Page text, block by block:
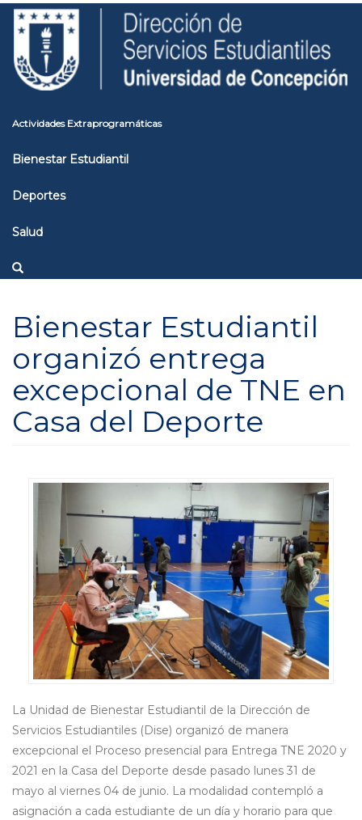
Pasar
contenido
principal
Toggle
high
contrast
Actividades Extraprogramáticas
Bienestar Estudiantil
Deportes
Salud
Bienestar Estudiantil
organizó entrega
excepcional de TNE en
Casa del Deporte
La Unidad de Bienestar Estudiantil de la Dirección de
Servicios Estudiantiles (Dise) organizó de manera
excepcional el Proceso presencial para Entrega TNE 2020 y
2021 en la Casa del Deporte desde pasado lunes 31 de
mayo al viernes 04 de junio. La modalidad contempló a
asignación a cada estudiante de un día y horario para que